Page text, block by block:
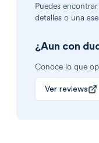
Puedes encontrar
detalles o una
¿Aun con
Conoce lo que
Ver reviews